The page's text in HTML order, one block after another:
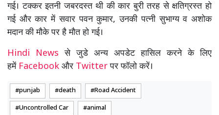
गई। टक्कर इतनी जबरदस्त थी की कार बुरी तरह से क्षतिग्रस्त हो
गई और कार में सवार पवन कुमार, उनकी पत्नी सुभाग्य व अशोक
मदान की मौके पर है मौत हो गई।
Hindi Newsसे जुडे अन्य अपडेट हासिल करने के लिए
हमें Facebook और Twitterपर फॉलो करें।
punjab death Road Accident
Uncontrolled Car animal